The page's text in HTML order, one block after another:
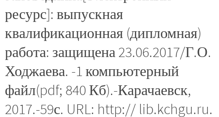
ресурс]: выпускная
квалификационная (дипломная)
работа: защищена 23.06.2017/Г.О.
Ходжаева. -1 компьютерный
файл(pdf; 840 Кб).-Карачаевск,
2017.-59с. URL: http:// lib.kchgu.ru.